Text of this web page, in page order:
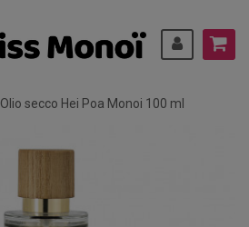
Olio secco Hei Poa Monoi 100 ml